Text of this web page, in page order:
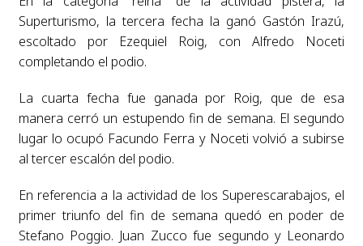
Superturismo, la tercera fecha la ganó Gastón Irazú,
escoltado por Ezequiel Roig, con Alfredo Noceti
completando el podio.
La cuarta fecha fue ganada por Roig, que de esa
manera cerró un estupendo fin de semana. El segundo
lugar lo ocupó Facundo Ferra y Noceti volvió a subirse
al tercer escalón del podio.
En referencia a la actividad de los Superescarabajos, el
primer triunfo del fin de semana quedó en poder de
Stefano Poggio. Juan Zucco fue segundo y Leonardo